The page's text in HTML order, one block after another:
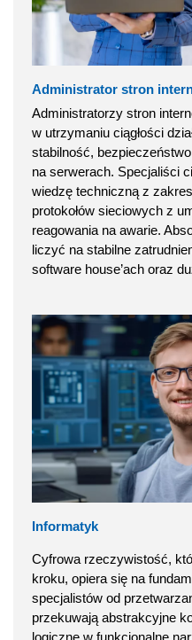
Administrator stron
Administratorzy stron
w utrzymaniu ciągłości
stabilność,
na serwerach. Specjaliści
wiedzę techniczną z
protokołów sieciowych z
reagowania na awarie.
liczyć na stabilne
software house’ach oraz
Informatyk
Cyfrowa rzeczywistość,
kroku, opiera się na
specjalistów od
przekuwają abstrakcyjne
logiczne w funkcjonalne